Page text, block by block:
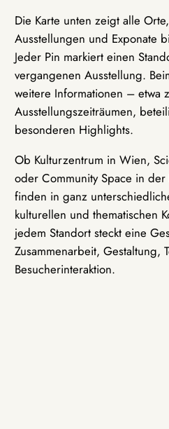
Die Karte unten zeigt alle
Ausstellungen und Exponate
Jeder Pin markiert einen
vergangenen Ausstellung.
weitere Informationen – etwa
Ausstellungszeiträumen,
besonderen Highlights.
Ob Kulturzentrum in Wien,
oder Community Space in
finden in ganz
kulturellen und thematischen
jedem Standort steckt eine
Zusammenarbeit, Gestaltung,
Besucherinteraktion.